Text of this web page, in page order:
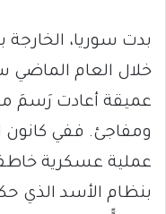
بدت سوريا، الخارجة
خلال العام
عميقة أعادت رَسمَ
عملية عسكرية
بنظام الأسد الذي